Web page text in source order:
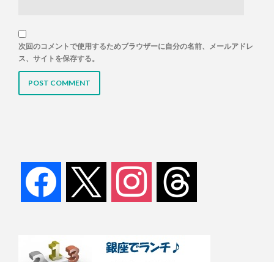
次回のコメントで使用するためブラウザーに自分の名前、メールアドレ
ス、サイトを保存する。
facebook instagram threads